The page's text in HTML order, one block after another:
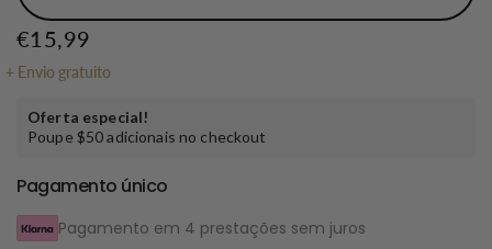
€15,99
+ Envio gratuito
Oferta especial!
Poupe $50 adicionais no checkout
Pagamento único
Pagamento em 4 prestações sem juros